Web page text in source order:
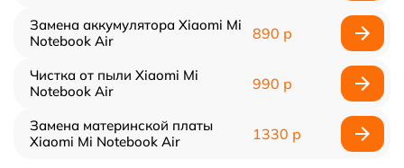
Замена аккумулятора Xiaomi Mi
Notebook Air
890 р
Чистка от пыли Xiaomi Mi
Notebook Air
990 р
Замена материнской платы
Xiaomi Mi Notebook Air
1330 р